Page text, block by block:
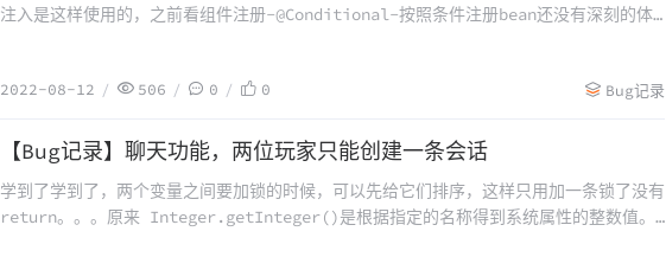
注入是这样使用的，之前看组件注册-@Conditional-按照条件注册bean还没有深刻的体
2022-08-12 506 0 0 Bug记录
2022-08-08
【Bug记录】聊天功能，两位玩家只能创建一条会话
学到了学到了，两个变量之间要加锁的时候，可以先给它们排序，这样只用加一条锁了没有
return。。。原来 Integer.getInteger()是根据指定的名称得到系统属性的整数值。